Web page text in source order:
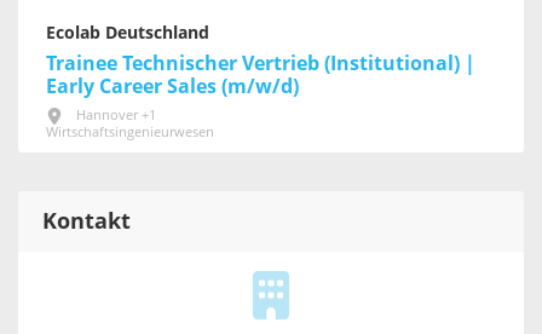
Ecolab Deutschland
Trainee Technischer Vertrieb (Institutional) |
Early Career Sales (m/w/d)
Hannover +1
Wirtschaftsingenieurwesen
Kontakt